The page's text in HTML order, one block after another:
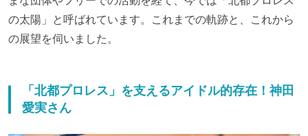
の太陽」と呼ばれています。これまでの軌跡と、これから
の展望を伺いました。
「北都プロレス」を支えるアイドル的存在！神田
愛実さん